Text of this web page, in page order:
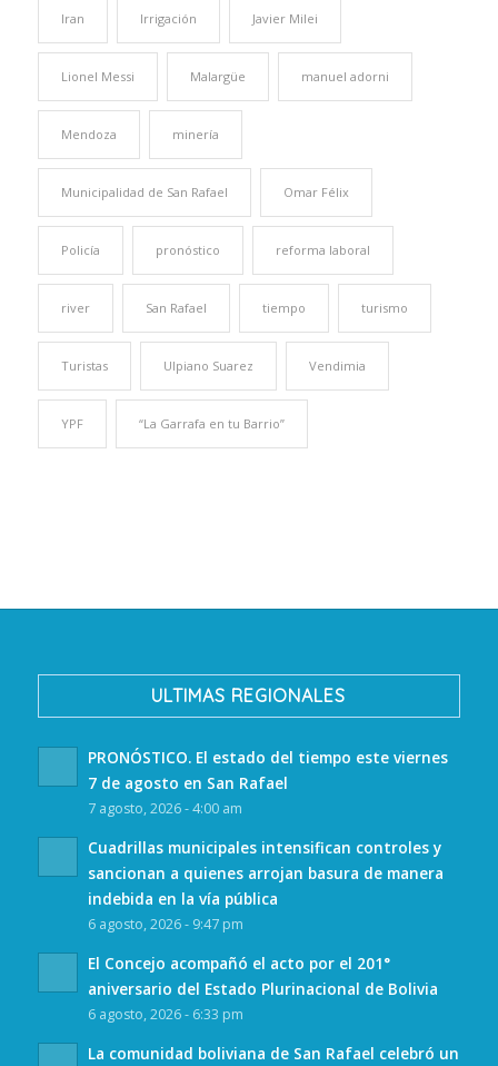
Iran Irrigación Javier Milei
Lionel Messi Malargüe manuel adorni
Mendoza minería
Municipalidad de San Rafael Omar Félix
Policía pronóstico reforma laboral
river San Rafael tiempo turismo
Turistas Ulpiano Suarez Vendimia
YPF “La Garrafa en tu Barrio”
ULTIMAS REGIONALES
PRONÓSTICO. El estado del tiempo este viernes
7 de agosto en San Rafael
7 agosto, 2026 - 4:00 am
Cuadrillas municipales intensifican controles y
sancionan a quienes arrojan basura de manera
indebida en la vía pública
6 agosto, 2026 - 9:47 pm
El Concejo acompañó el acto por el 201°
aniversario del Estado Plurinacional de Bolivia
6 agosto, 2026 - 6:33 pm
La comunidad boliviana de San Rafael celebró un